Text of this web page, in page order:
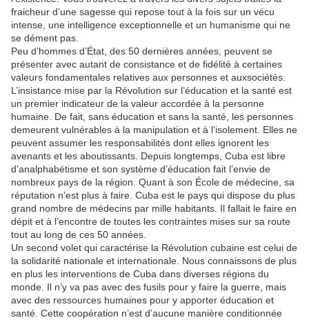
fraicheur d’une sagesse qui repose tout à la fois sur un vécu
intense, une intelligence exceptionnelle et un humanisme qui ne
se dément pas.
Peu d’hommes d’État, des 50 dernières années, peuvent se
présenter avec autant de consistance et de fidélité à certaines
valeurs fondamentales relatives aux personnes et auxsociétés.
L’insistance mise par la Révolution sur l’éducation et la santé est
un premier indicateur de la valeur accordée à la personne
humaine. De fait, sans éducation et sans la santé, les personnes
demeurent vulnérables à la manipulation et à l’isolement. Elles ne
peuvent assumer les responsabilités dont elles ignorent les
avenants et les aboutissants. Depuis longtemps, Cuba est libre
d’analphabétisme et son système d’éducation fait l’envie de
nombreux pays de la région. Quant à son École de médecine, sa
réputation n’est plus à faire. Cuba est le pays qui dispose du plus
grand nombre de médecins par mille habitants. Il fallait le faire en
dépit et à l’encontre de toutes les contraintes mises sur sa route
tout au long de ces 50 années.
Un second volet qui caractérise la Révolution cubaine est celui de
la solidarité nationale et internationale. Nous connaissons de plus
en plus les interventions de Cuba dans diverses régions du
monde. Il n’y va pas avec des fusils pour y faire la guerre, mais
avec des ressources humaines pour y apporter éducation et
santé. Cette coopération n’est d’aucune manière conditionnée